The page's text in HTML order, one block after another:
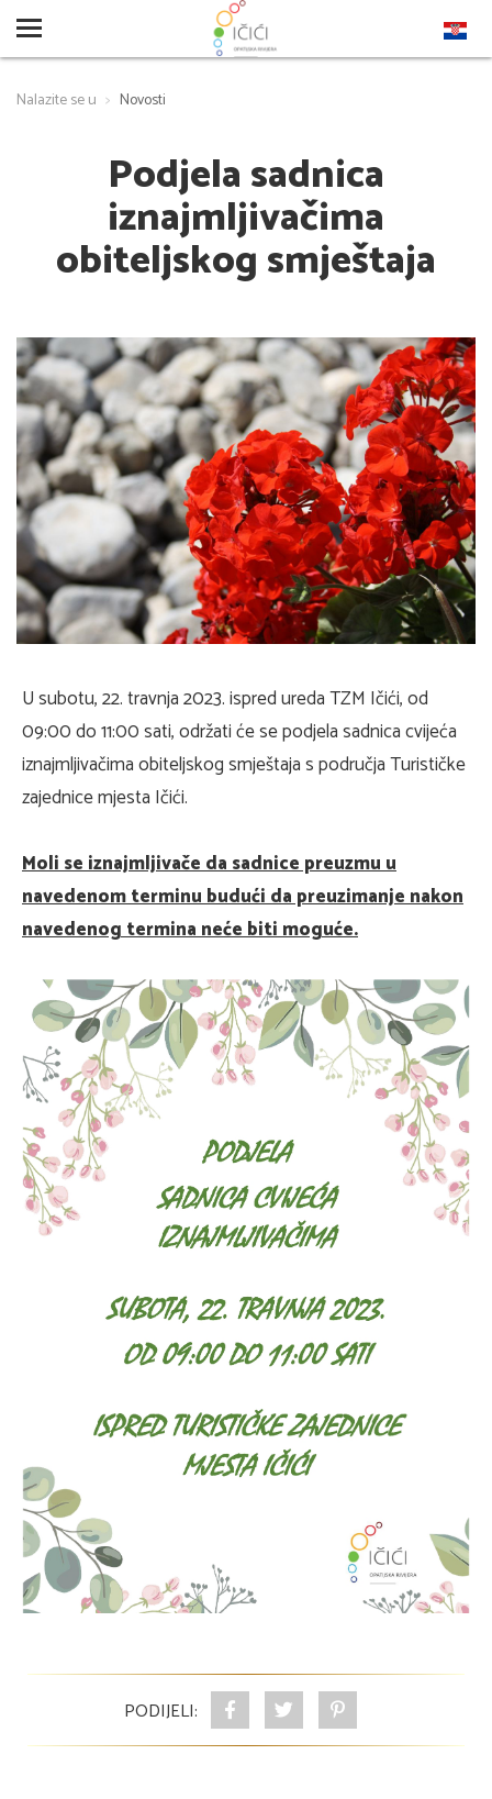
Nalazite se u Novosti
Podjela sadnica
iznajmljivačima
obiteljskog smještaja
U subotu, 22. travnja 2023. ispred ureda TZM Ičići, od
09:00 do 11:00 sati, održati će se podjela sadnica cvijeća
iznajmljivačima obiteljskog smještaja s područja Turističke
zajednice mjesta Ičići.
Moli se iznajmljivače da sadnice preuzmu u
navedenom terminu budući da preuzimanje nakon
navedenog termina neće biti moguće.
PODIJELI: